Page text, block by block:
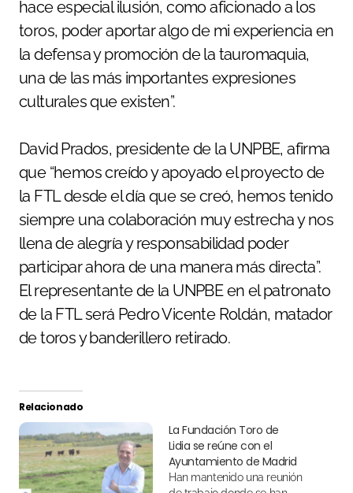
hace especial ilusión, como aficionado a los
toros, poder aportar algo de mi experiencia en
la defensa y promoción de la tauromaquia,
una de las más importantes expresiones
culturales que existen”.
David Prados, presidente de la UNPBE, afirma
que “hemos creído y apoyado el proyecto de
la FTL desde el día que se creó, hemos tenido
siempre una colaboración muy estrecha y nos
llena de alegría y responsabilidad poder
participar ahora de una manera más directa”.
El representante de la UNPBE en el patronato
de la FTL será Pedro Vicente Roldán, matador
de toros y banderillero retirado.
Relacionado
La Fundación Toro de
Lidia se reúne con el
Ayuntamiento de Madrid
Han mantenido una reunión